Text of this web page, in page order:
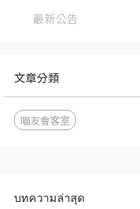
最新公告
文章分類
喵友會客室
บทความล่าสุด